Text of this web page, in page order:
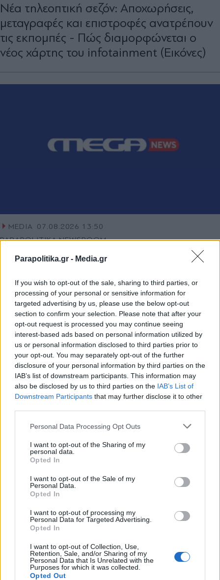
Parapolitika.gr - Media.gr
If you wish to opt-out of the sale, sharing to third parties, or
processing of your personal or sensitive information for
targeted advertising by us, please use the below opt-out
section to confirm your selection. Please note that after your
opt-out request is processed you may continue seeing
interest-based ads based on personal information utilized by
us or personal information disclosed to third parties prior to
your opt-out. You may separately opt-out of the further
disclosure of your personal information by third parties on the
IAB’s list of downstream participants. This information may
also be disclosed by us to third parties on the IAB’s List of
Downstream Participants that may further disclose it to other
Personal Data Processing Opt Outs
I want to opt-out of the Sharing of my
personal data.
Opted In
I want to opt-out of the Sale of my
Personal Data.
Opted In
I want to opt-out of processing my
Personal Data for Targeted Advertising.
Opted In
I want to opt-out of Collection, Use,
Retention, Sale, and/or Sharing of my
Personal Data that Is Unrelated with the
Purposes for which it was collected.
Opted Out
Νέα τηλεοπτική σεζόν: Αποχωρήσεις,
μεταγραφές και επιστροφές ανατρέπουν
τις εκπομπές - Πώς διαμορφώνεται ο
νέος χάρτης του infotainment (Εικόνες)
MEDIA 07.08.2026 13:50
PARAPOLITIKA NEWSROOM
Mega News: Το νέο ενημερωτικό
εκπομπές και οι αλλαγές που εξετάζονται
Εγγραφή στο newsletter
Αποδέχομαι τους
και την πολιτική απορρήτου
X